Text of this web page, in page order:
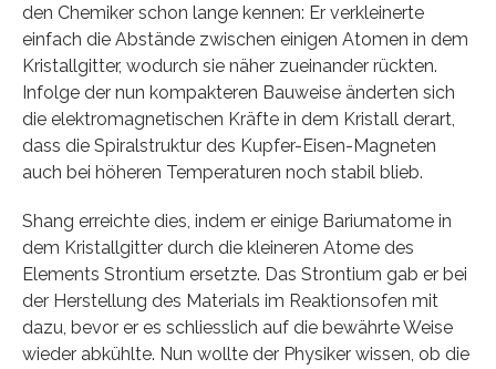
den Chemiker schon lange kennen: Er verkleinerte
einfach die Abstände zwischen einigen Atomen in dem
Kristallgitter, wodurch sie näher zueinander rückten.
Infolge der nun kompakteren Bauweise änderten sich
die elektromagnetischen Kräfte in dem Kristall derart,
dass die Spiralstruktur des Kupfer-Eisen-Magneten
auch bei höheren Temperaturen noch stabil blieb.
Shang erreichte dies, indem er einige Bariumatome in
dem Kristallgitter durch die kleineren Atome des
Elements Strontium ersetzte. Das Strontium gab er bei
der Herstellung des Materials im Reaktionsofen mit
dazu, bevor er es schliesslich auf die bewährte Weise
wieder abkühlte. Nun wollte der Physiker wissen, ob die